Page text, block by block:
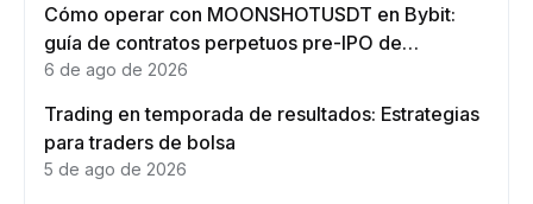
Cómo operar con MOONSHOTUSDT en Bybit:
guía de contratos perpetuos pre-IPO de
Moonshot AI
6 de ago de 2026
Trading en temporada de resultados: Estrategias
para traders de bolsa
5 de ago de 2026